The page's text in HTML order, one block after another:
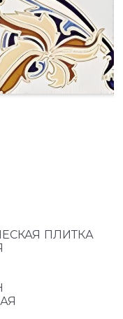
ПЛИТКА